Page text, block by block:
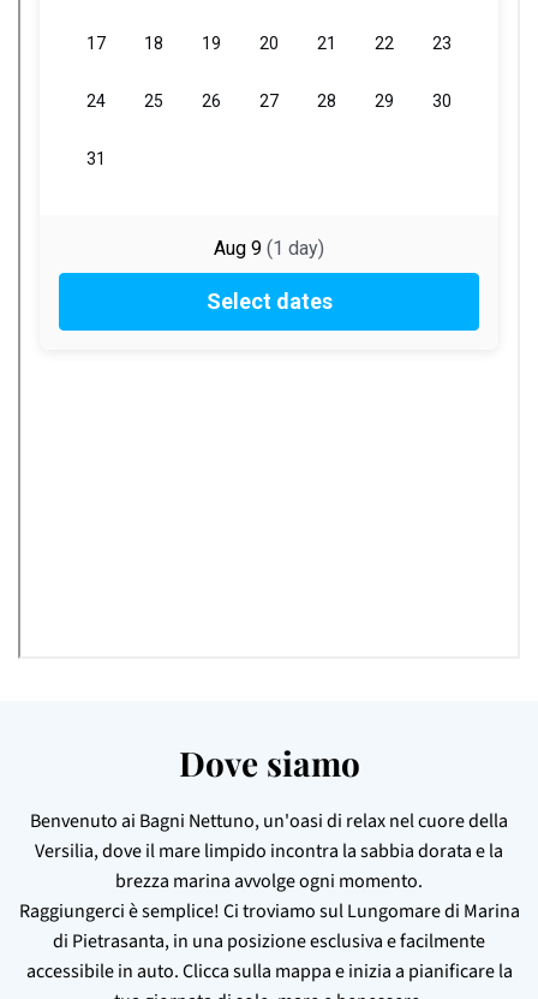
Dove siamo
Benvenuto ai Bagni Nettuno, un'oasi di relax nel cuore della
Versilia, dove il mare limpido incontra la sabbia dorata e la
brezza marina avvolge ogni momento.
Raggiungerci è semplice! Ci troviamo sul Lungomare di Marina
di Pietrasanta, in una posizione esclusiva e facilmente
accessibile in auto. Clicca sulla mappa e inizia a pianificare la